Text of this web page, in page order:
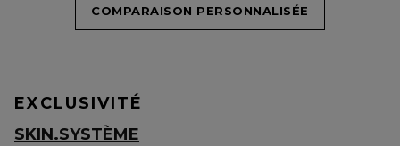
COMPARAISON PERSONNALISÉE
EXCLUSIVITÉ
SKIN.SYSTÈME